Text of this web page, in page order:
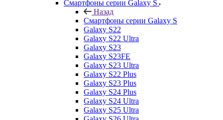
Смартфоны серии Galaxy S
Назад
Смартфоны серии Galaxy S
Galaxy S22
Galaxy S22 Ultra
Galaxy S23
Galaxy S23FE
Galaxy S23 Ultra
Galaxy S22 Plus
Galaxy S23 Plus
Galaxy S24 Plus
Galaxy S24 Ultra
Galaxy S25 Ultra